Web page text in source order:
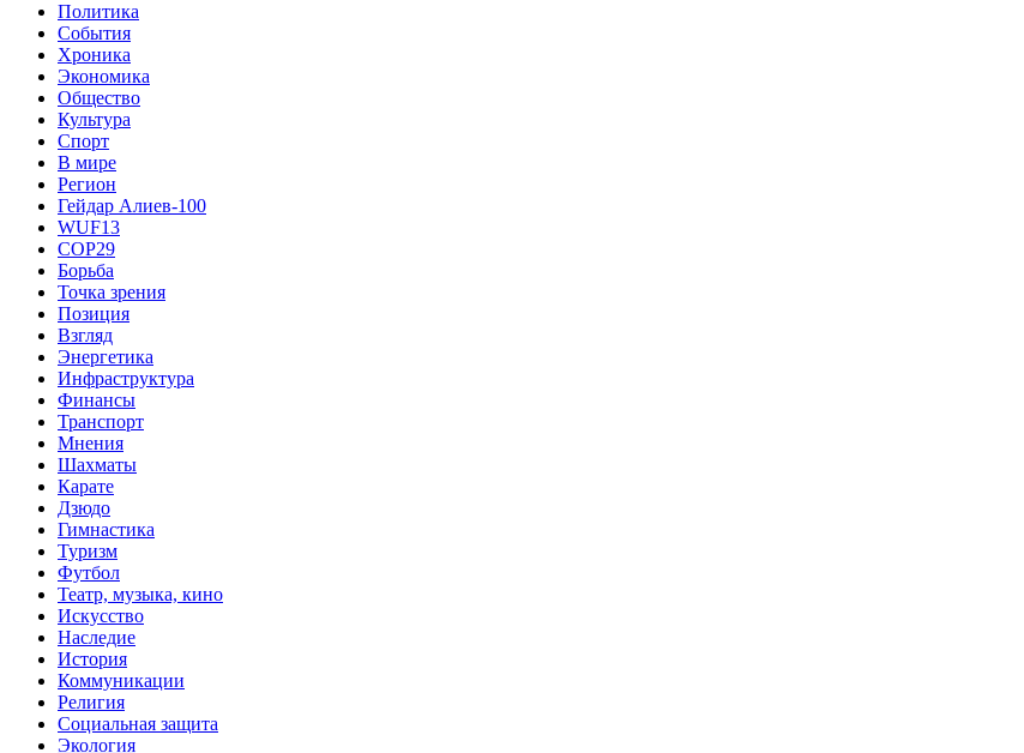
Политика
События
Хроника
Экономика
Общество
Культура
Спорт
В мире
Регион
Гейдар Алиев-100
WUF13
COP29
Борьба
Точка зрения
Позиция
Взгляд
Энергетика
Инфраструктура
Финансы
Транспорт
Мнения
Шахматы
Карате
Дзюдо
Гимнастика
Туризм
Футбол
Театр, музыка, кино
Искусство
Наследие
История
Коммуникации
Религия
Социальная защита
Экология